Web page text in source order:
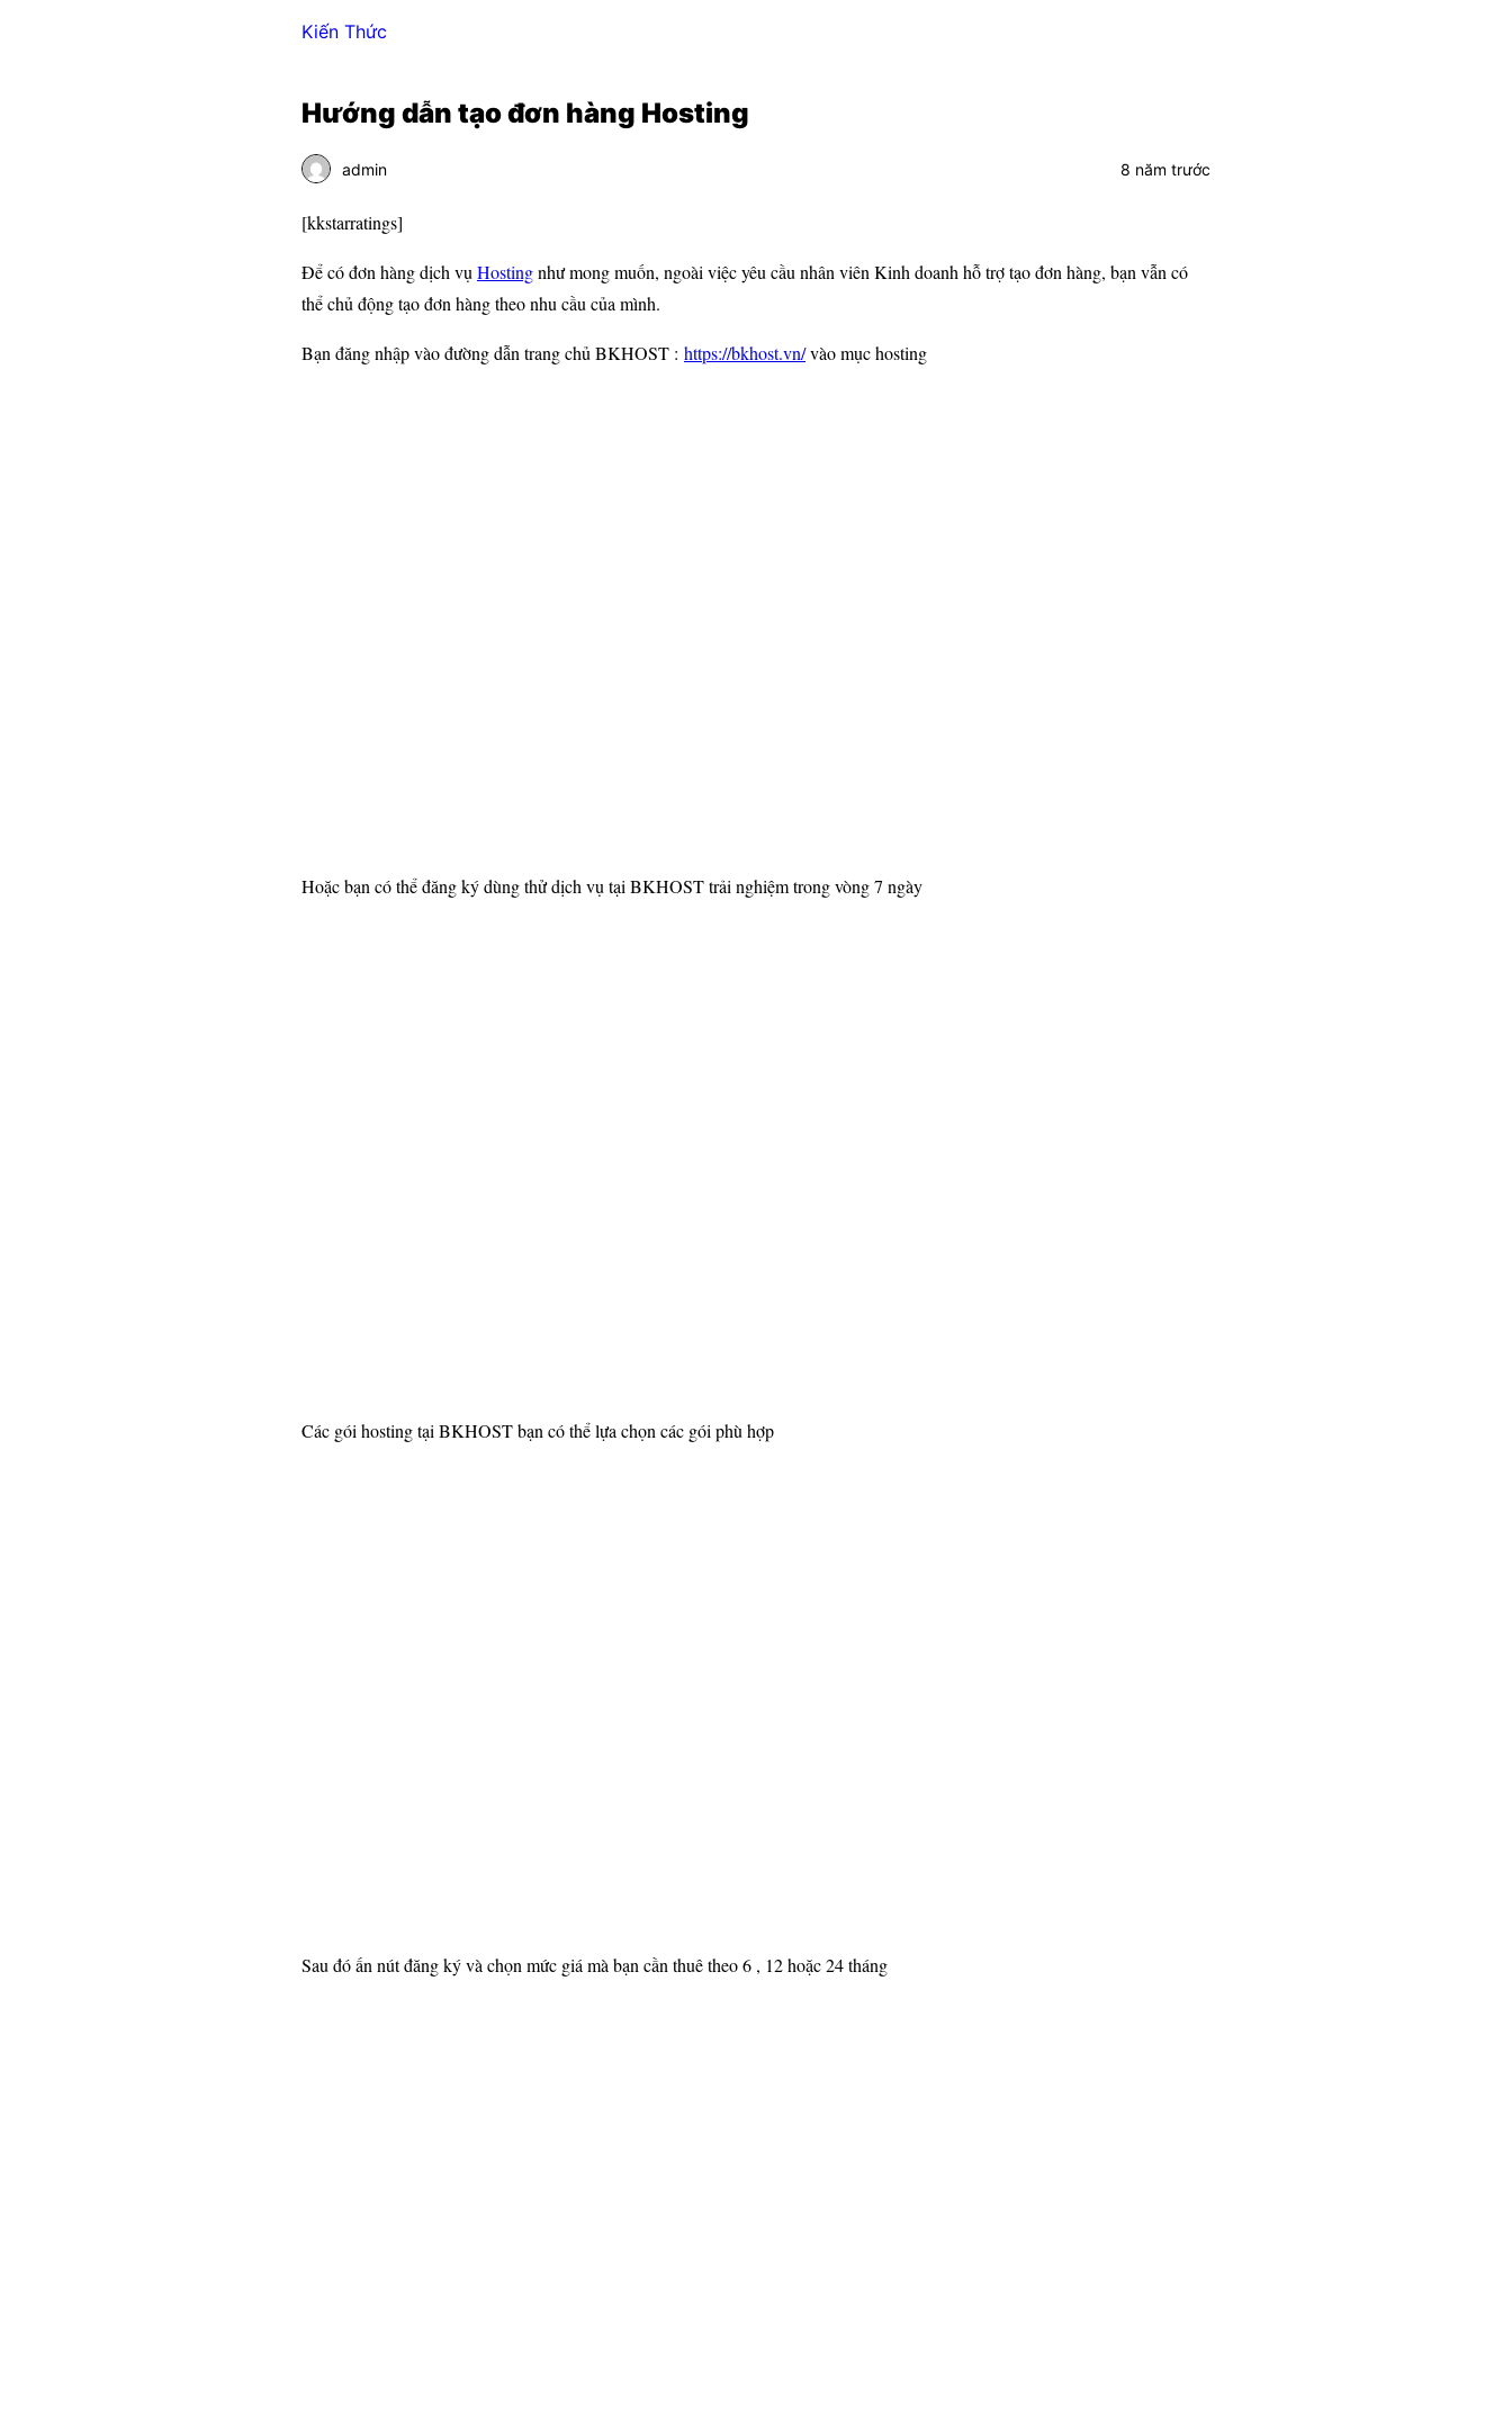
Kiến Thức
Hướng dẫn tạo đơn hàng Hosting
admin 8 năm trước
[kkstarratings]
Để có đơn hàng dịch vụ Hostingnhư mong muốn, ngoài việc yêu cầu nhân viên Kinh doanh hỗ trợ tạo đơn hàng, bạn vẫn có
thể chủ động tạo đơn hàng theo nhu cầu của mình.
Bạn đăng nhập vào đường dẫn trang chủ BKHOST : https://bkhost.vn/vào mục hosting
Hoặc bạn có thể đăng ký dùng thử dịch vụ tại BKHOST trải nghiệm trong vòng 7 ngày
Các gói hosting tại BKHOST bạn có thể lựa chọn các gói phù hợp
Sau đó ấn nút đăng ký và chọn mức giá mà bạn cần thuê theo 6 , 12 hoặc 24 tháng